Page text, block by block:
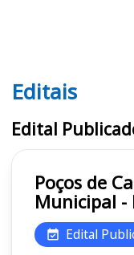
Editais
Editais
Edital
Poços de
Municipal -
Edital